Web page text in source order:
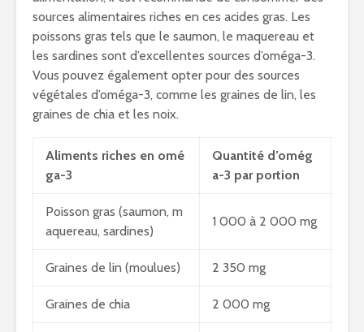
sources alimentaires riches en ces acides gras. Les
poissons gras tels que le saumon, le maquereau et
les sardines sont d’excellentes sources d’oméga-3.
Vous pouvez également opter pour des sources
végétales d’oméga-3, comme les graines de lin, les
graines de chia et les noix.
Aliments riches en omé
ga-3
Quantité d’omég
a-3 par portion
Poisson gras (saumon, m
aquereau, sardines)
1 000 à 2 000 mg
Graines de lin (moulues) 2 350 mg
Graines de chia 2 000 mg